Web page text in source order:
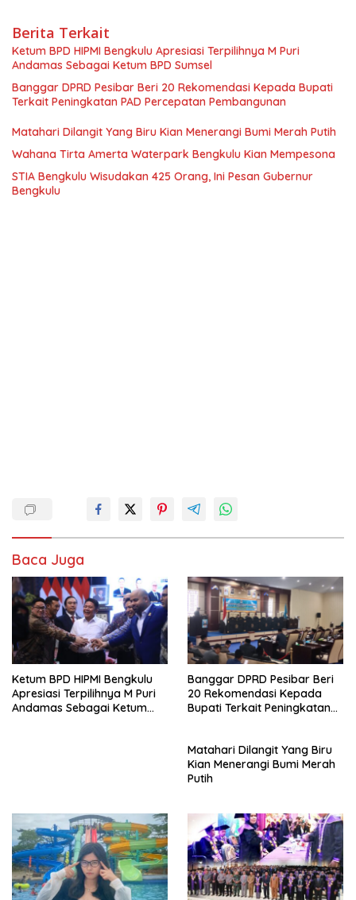
Berita Terkait
Ketum BPD HIPMI Bengkulu Apresiasi Terpilihnya M Puri
Andamas Sebagai Ketum BPD Sumsel
Banggar DPRD Pesibar Beri 20 Rekomendasi Kepada Bupati
Terkait Peningkatan PAD Percepatan Pembangunan
Matahari Dilangit Yang Biru Kian Menerangi Bumi Merah Putih
Wahana Tirta Amerta Waterpark Bengkulu Kian Mempesona
STIA Bengkulu Wisudakan 425 Orang, Ini Pesan Gubernur
Bengkulu
Baca Juga
Ketum BPD HIPMI Bengkulu
Apresiasi Terpilihnya M Puri
Andamas Sebagai Ketum
Banggar DPRD Pesibar Beri
20 Rekomendasi Kepada
Bupati Terkait Peningkatan
Matahari Dilangit Yang Biru
Kian Menerangi Bumi Merah
Putih